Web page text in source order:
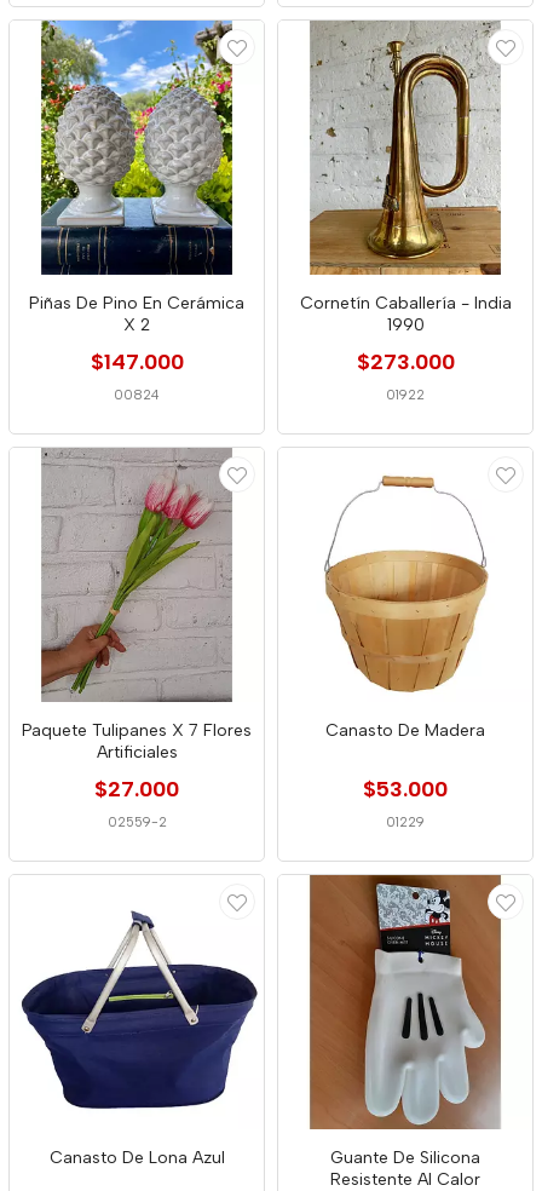
Piñas De Pino En Cerámica
X 2
$147.000
00824
Cornetín Caballería - India
1990
$273.000
01922
Paquete Tulipanes X 7 Flores
Artificiales
$27.000
02559-2
Canasto De Madera
$53.000
01229
Canasto De Lona Azul
Guante De Silicona
Resistente Al Calor